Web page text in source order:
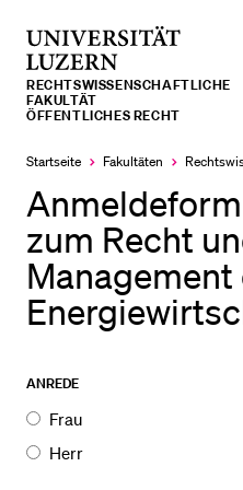
RECHTS­­WISSENSCHAFTLICHE
FAKULTÄT
ÖFFENTLICHES RECHT
Startseite Fakultäten
zum Recht
Management
RF_Heselhaus_8.
Tagung zum
Recht und
ANREDE
Frau
Herr
LETZTE SUCHEN
Sie haben noch keine Suche
Schulklassen und
Studien­interessierte
Forschende
Mitarbeitende
Alumni
Förderer